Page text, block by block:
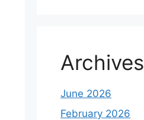
Archives
June 2026
February 2026